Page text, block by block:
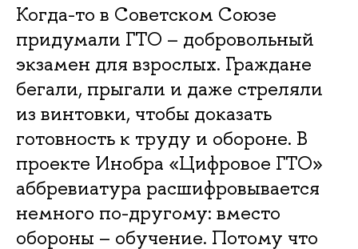
Когда-то в Советском Союзе
придумали ГТО – добровольный
экзамен для взрослых. Граждане
бегали, прыгали и даже стреляли
из винтовки, чтобы доказать
готовность к труду и обороне. В
проекте Инобра «Цифровое ГТО»
аббревиатура расшифровывается
немного по-другому: вместо
обороны – обучение. Потому что